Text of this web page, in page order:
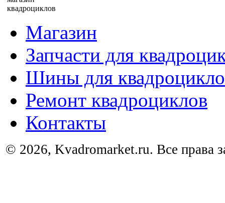
Магазин
Запчасти для
Шины для
Ремонт квадроциклов
Контакты
© 2026, Kvadromarket.ru. Все права